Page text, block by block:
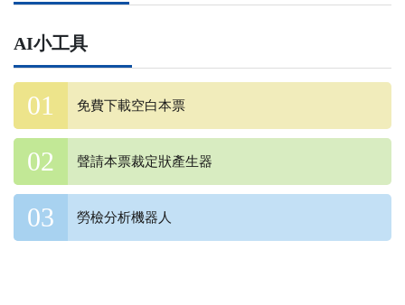
AI小工具
免費下載空白本票
聲請本票裁定狀產生器
勞檢分析機器人